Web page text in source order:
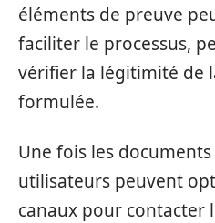
éléments de preuve
faciliter le processus,
vérifier la légitimité de
formulée.
Une fois les
utilisateurs peuvent
canaux pour contacter